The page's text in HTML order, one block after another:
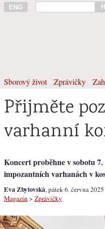
ENG
Sborový život• Zprávičky
Přijměte
varhanní
Koncert proběhne v sobotu
impozantních varhanách v
Eva Zbytovská, pátek 6. června 2025
Magazín > Zprávičky